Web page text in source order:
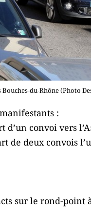
du-Rhône (Photo
:
convoi vers
deux convois
sur le rond-point